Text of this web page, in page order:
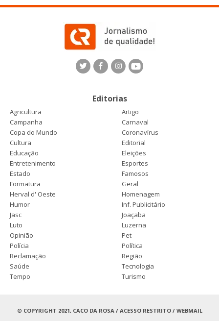
Editorias
Agricultura
Artigo
Campanha
Carnaval
Copa do Mundo
Coronavírus
Cultura
Editorial
Educação
Eleições
Entretenimento
Esportes
Estado
Famosos
Formatura
Geral
Herval d' Oeste
Homenagem
Humor
Inf. Publicitário
Jasc
Joaçaba
Luto
Luzerna
Opinião
Pet
Polícia
Política
Reclamação
Região
Saúde
Tecnologia
Tempo
Turismo
© COPYRIGHT 2021, CACO DA ROSA / ACESSO RESTRITO/ WEBMAIL